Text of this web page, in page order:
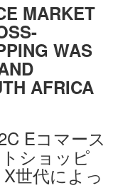
MARKET
WAS
AFRICA
Eコマース
ショッピ
世代によっ